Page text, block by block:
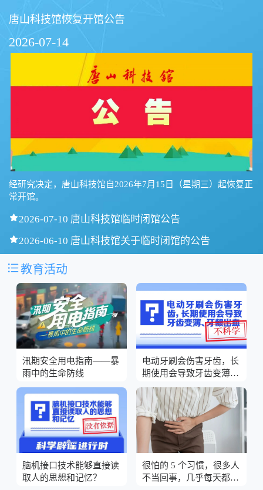
唐山科技馆恢复开馆公告
2026-07-14
经研究决定，唐山科技馆自2026年7月15日（星期三）起恢复正
常开馆。
2026-07-10 唐山科技馆临时闭馆公告
2026-06-10 唐山科技馆关于临时闭馆的公告
教育活动
汛期安全用电指南——暴
雨中的生命防线
电动牙刷会伤害牙齿，长
期使用会导致牙齿变薄、
牙龈出血？
脑机接口技术能够直接读
取人的思想和记忆？
很怕的 5 个习惯，很多人
不当回事，几乎每天都在